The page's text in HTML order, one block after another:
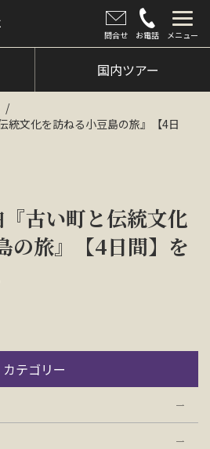
問合せ お電話 メニュー
お問い合わせ
資料請求
国内ツアー
統文化を訪ねる小豆島の旅』【4日
古い町と伝統文化
の旅』【4日間】を
カテゴリー